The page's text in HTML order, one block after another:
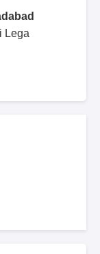
Lega